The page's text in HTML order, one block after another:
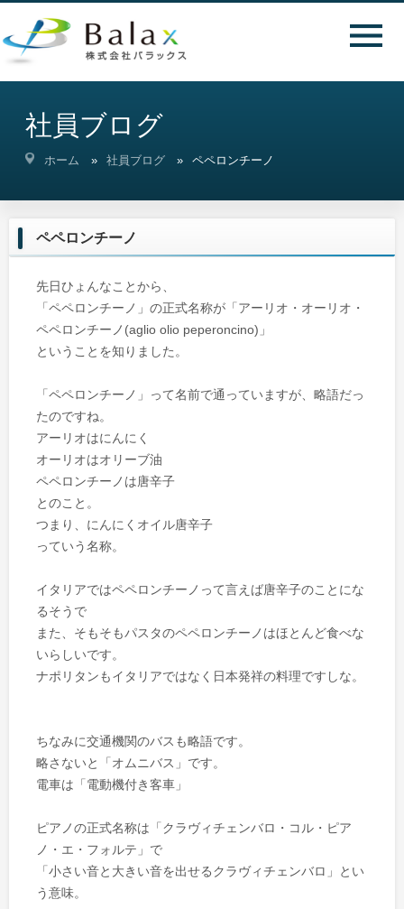
社員ブログ
ホーム 社員ブログ ペペロンチーノ
ペペロンチーノ
先日ひょんなことから、
「ペペロンチーノ」の正式名称が「アーリオ・オーリオ・
ペペロンチーノ(aglio olio peperoncino)」
ということを知りました。
「ペペロンチーノ」って名前で通っていますが、略語だっ
たのですね。
アーリオはにんにく
オーリオはオリーブ油
ペペロンチーノは唐辛子
とのこと。
つまり、にんにくオイル唐辛子
っていう名称。
イタリアではペペロンチーノって言えば唐辛子のことにな
るそうで
また、そもそもパスタのペペロンチーノはほとんど食べな
いらしいです。
ナポリタンもイタリアではなく日本発祥の料理ですしな。
ちなみに交通機関のバスも略語です。
略さないと「オムニバス」です。
電車は「電動機付き客車」
ピアノの正式名称は「クラヴィチェンバロ・コル・ピア
ノ・エ・フォルテ」で
「小さい音と大きい音を出せるクラヴィチェンバロ」とい
う意味。